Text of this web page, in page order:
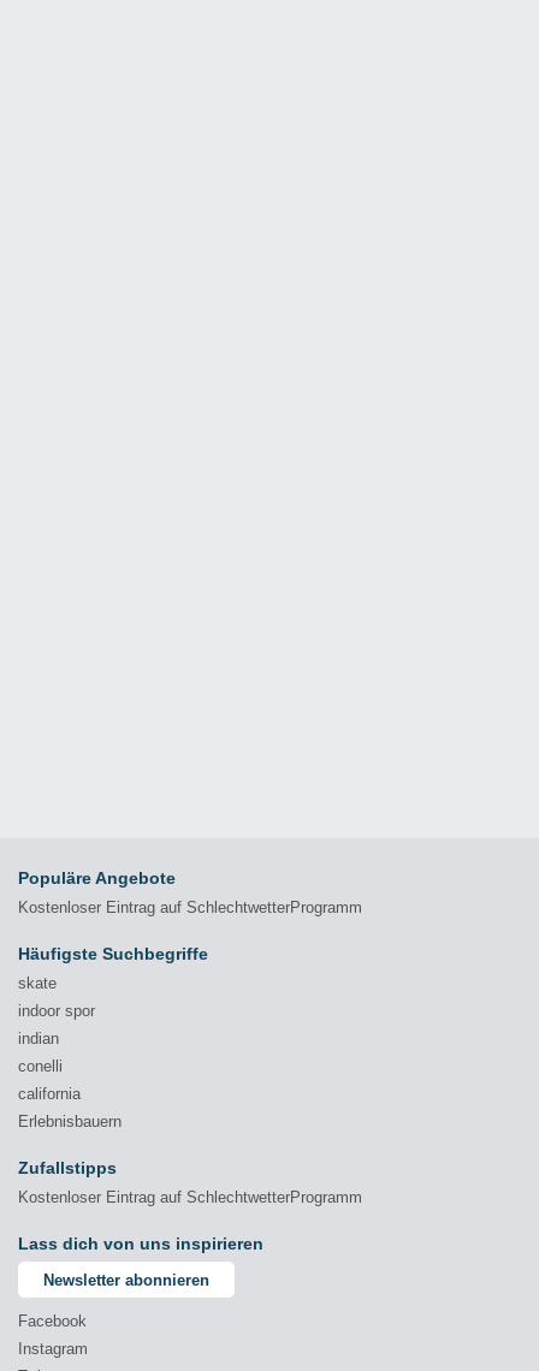
Populäre Angebote
Kostenloser Eintrag auf SchlechtwetterProgramm
Häufigste Suchbegriffe
skate
indoor spor
indian
conelli
california
Erlebnisbauern
Zufallstipps
Kostenloser Eintrag auf SchlechtwetterProgramm
Lass dich von uns inspirieren
Newsletter abonnieren
Facebook
Instagram